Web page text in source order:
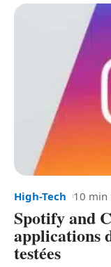
High-Tech 10 min
Spotify and
applications
testées